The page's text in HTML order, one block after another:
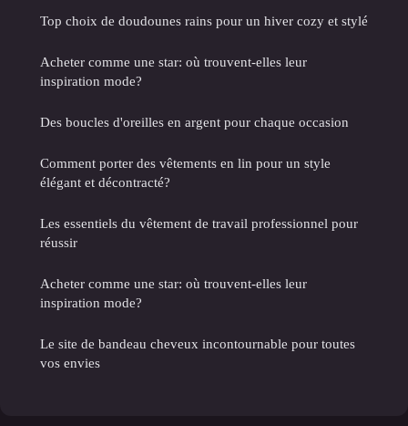
Top choix de doudounes rains pour un hiver cozy et stylé
Acheter comme une star: où trouvent-elles leur
inspiration mode?
Des boucles d'oreilles en argent pour chaque occasion
Comment porter des vêtements en lin pour un style
élégant et décontracté?
Les essentiels du vêtement de travail professionnel pour
réussir
Acheter comme une star: où trouvent-elles leur
inspiration mode?
Le site de bandeau cheveux incontournable pour toutes
vos envies